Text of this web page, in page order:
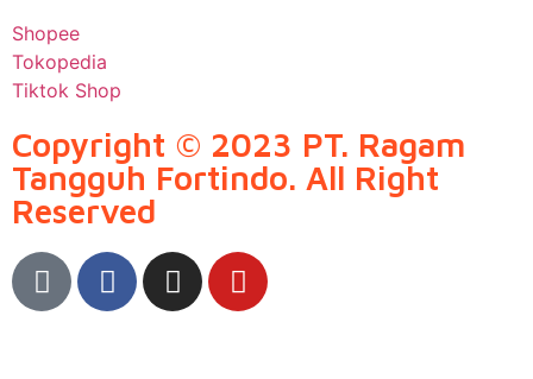
Shopee
Tokopedia
Tiktok Shop
Copyright © 2023 PT. Ragam
Tangguh Fortindo. All Right
Reserved